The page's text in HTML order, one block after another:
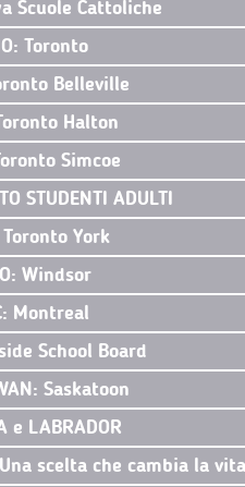
Scuole Cattoliche
Toronto
Belleville
Halton
Simcoe
STUDENTI ADULTI
Toronto York
Windsor
Montreal
School Board
Saskatoon
e LABRADOR
scelta che cambia la vita